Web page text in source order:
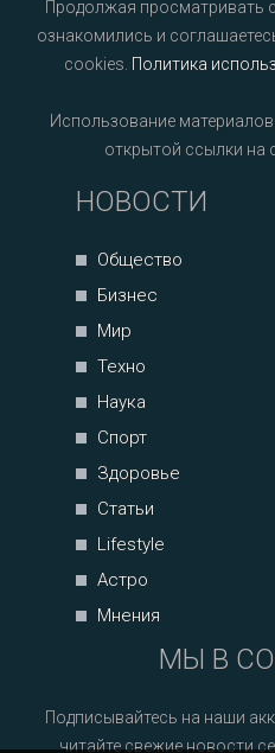
Продолжая просматривать
ознакомились и
cookies. Политика
Использование
открытой ссылки на
НОВОСТИ
Общество
Бизнес
Мир
Техно
Наука
Спорт
Здоровье
Статьи
Lifestyle
Астро
Мнения
МЫ В
Подписывайтесь на наши
читайте свежие новости